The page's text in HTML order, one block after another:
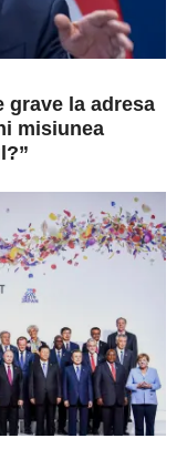
grave la adresa
misiunea
arată că, atunci